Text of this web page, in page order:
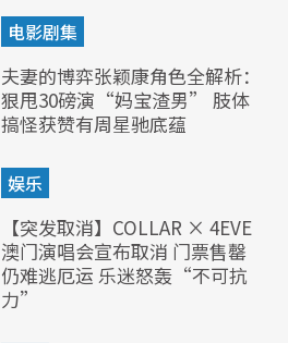
电影剧集
夫妻的博弈张颖康角色全解析：
狠甩30磅演“妈宝渣男” 肢体
搞怪获赞有周星驰底蕴
娱乐
【突发取消】COLLAR × 4EVE
澳门演唱会宣布取消 门票售罄
仍难逃厄运 乐迷怒轰“不可抗
力”